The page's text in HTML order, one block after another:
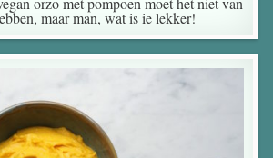
maar man, wat is ie lekker!